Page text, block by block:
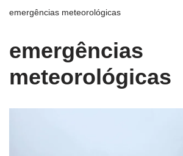
emergências meteorológicas
emergências
meteorológicas